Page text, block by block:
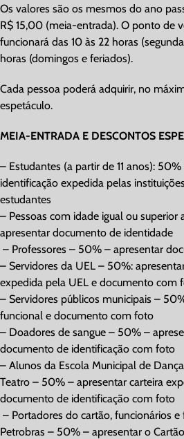
Os valores são os mesmos do ano
R$ 15,00 (meia-entrada). O ponto de
funcionará das 10 às 22 horas
horas (domingos e feriados).
Cada pessoa poderá adquirir, no
espetáculo.
MEIA-ENTRADA E DESCONTOS
– Estudantes (a partir de 11 anos):
identificação expedida pelas
estudantes
– Pessoas com idade igual ou
apresentar documento de identidade
– Professores – 50% – apresentar
– Servidores da UEL – 50%:
expedida pela UEL e documento com
– Servidores públicos municipais –
funcional e documento com foto
– Doadores de sangue – 50% –
documento de identificação com foto
– Alunos da Escola Municipal de
Teatro – 50% – apresentar carteira
documento de identificação com foto
– Portadores do cartão, funcionários
Petrobras – 50% – apresentar o